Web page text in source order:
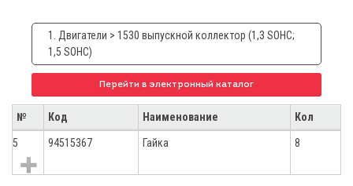
1. Двигатели > 1530 выпускной коллектор (1,3 SOHC;
1,5 SOHC)
Перейти в электронный каталог
№ Код Наименование Кол
5 94515367 Гайка 8